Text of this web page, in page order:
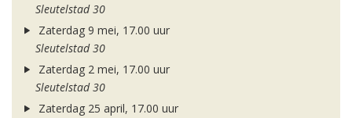
Sleutelstad 30
Zaterdag 9 mei, 17.00 uur
Sleutelstad 30
Zaterdag 2 mei, 17.00 uur
Sleutelstad 30
Zaterdag 25 april, 17.00 uur